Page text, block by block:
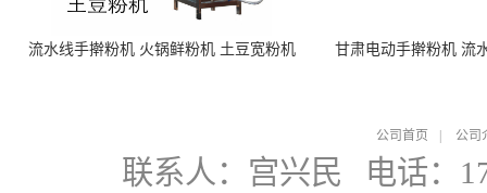
流水线手擀粉机 火锅鲜粉机 土豆宽粉机 甘肃电动手擀粉机 流
公司首页 公司
联系人：宫兴民 电话：